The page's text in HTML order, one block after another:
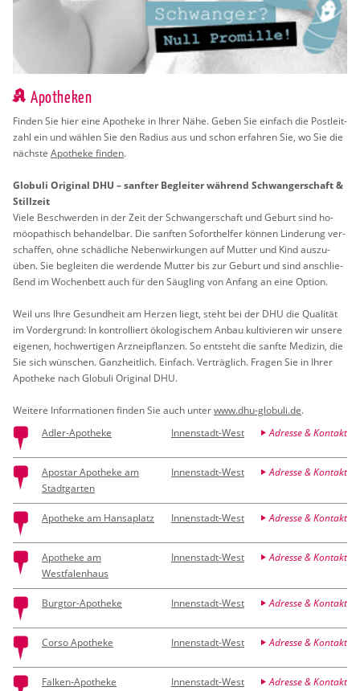
Apotheken
Fin­den Sie hier eine Apo­the­ke in Ihrer Nähe. Geben Sie ein­fach die Post­leit­
zahl ein und wäh­len Sie den Ra­di­us aus und schon er­fah­ren Sie, wo Sie die
nächs­te Apo­the­ke fin­den.
Glo­bu­li Ori­gi­nal DHU – sanf­ter Be­glei­ter wäh­rend Schwan­ger­schaft &
Still­zeit
Viele Be­schwer­den in der Zeit der Schwan­ger­schaft und Ge­burt sind ho­
möo­pa­thisch be­han­del­bar. Die sanf­ten So­fort­hel­fer kön­nen Lin­de­rung ver­
schaf­fen, ohne schäd­li­che Ne­ben­wir­kun­gen auf Mut­ter und Kind aus­zu­
üben. Sie be­glei­ten die wer­den­de Mut­ter bis zur Ge­burt und sind an­schlie­
ßend im Wo­chen­bett auch für den Säug­ling von An­fang an eine Op­ti­on.
Weil uns Ihre Ge­sund­heit am Her­zen liegt, steht bei der DHU die Qua­li­tät
im Vor­der­grund: In kon­trol­liert öko­lo­gi­schem Anbau kul­ti­vie­ren wir un­se­re
ei­ge­nen, hoch­wer­ti­gen Arz­nei­pflan­zen. So ent­steht die sanf­te Me­di­zin, die
Sie sich wün­schen. Ganz­heit­lich. Ein­fach. Ver­träg­lich. Fra­gen Sie in Ihrer
Apo­the­ke nach Glo­bu­li Ori­gi­nal DHU.
Wei­te­re In­for­ma­tio­nen fin­den Sie auch unterwww.​dhu-​globuli.​de.
Adler-Apotheke
Innenstadt-West Adresse & Kontakt
Apostar Apotheke am
Stadtgarten
Innenstadt-West Adresse & Kontakt
Apotheke am Hansaplatz Innenstadt-West Adresse & Kontakt
Apotheke am
Westfalenhaus
Innenstadt-West Adresse & Kontakt
Burgtor-Apotheke Innenstadt-West Adresse & Kontakt
Corso Apotheke Innenstadt-West Adresse & Kontakt
Falken-Apotheke Innenstadt-West Adresse & Kontakt